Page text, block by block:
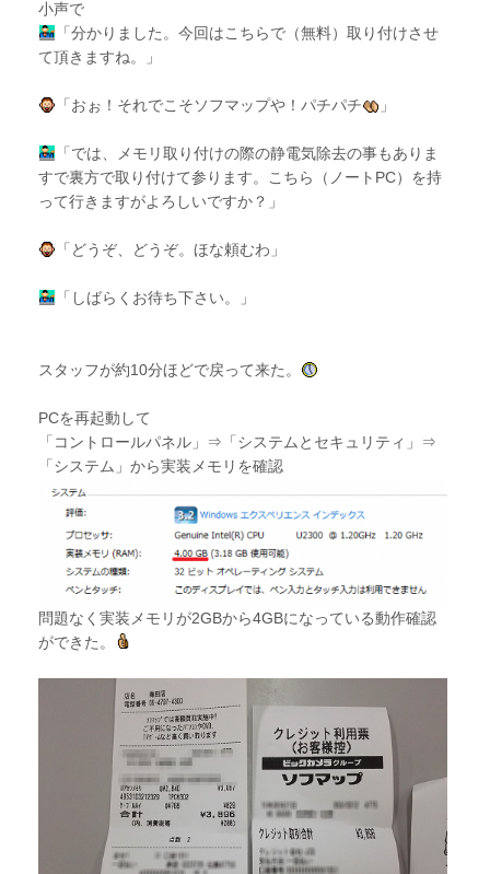
小声で
「分かりました。今回はこちらで（無料）取り付けさせ
て頂きますね。」
「おぉ！それでこそソフマップや！パチパチ 」
「では、メモリ取り付けの際の静電気除去の事もありま
すで裏方で取り付けて参ります。こちら（ノートPC）を持
って行きますがよろしいですか？」
「どうぞ、どうぞ。ほな頼むわ」
「しばらくお待ち下さい。」
スタッフが約10分ほどで戻って来た。
PCを再起動して
「コントロールパネル」⇒「システムとセキュリティ」⇒
「システム」から実装メモリを確認
問題なく実装メモリが2GBから4GBになっている動作確認
ができた。